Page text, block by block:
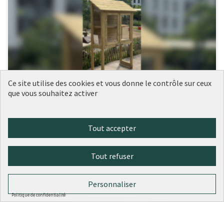
9ème
Ce site utilise des cookies et vous donne le contrôle sur ceux
que vous souhaitez activer
Tout accepter
Tout refuser
Personnaliser
Politique de confidentialité